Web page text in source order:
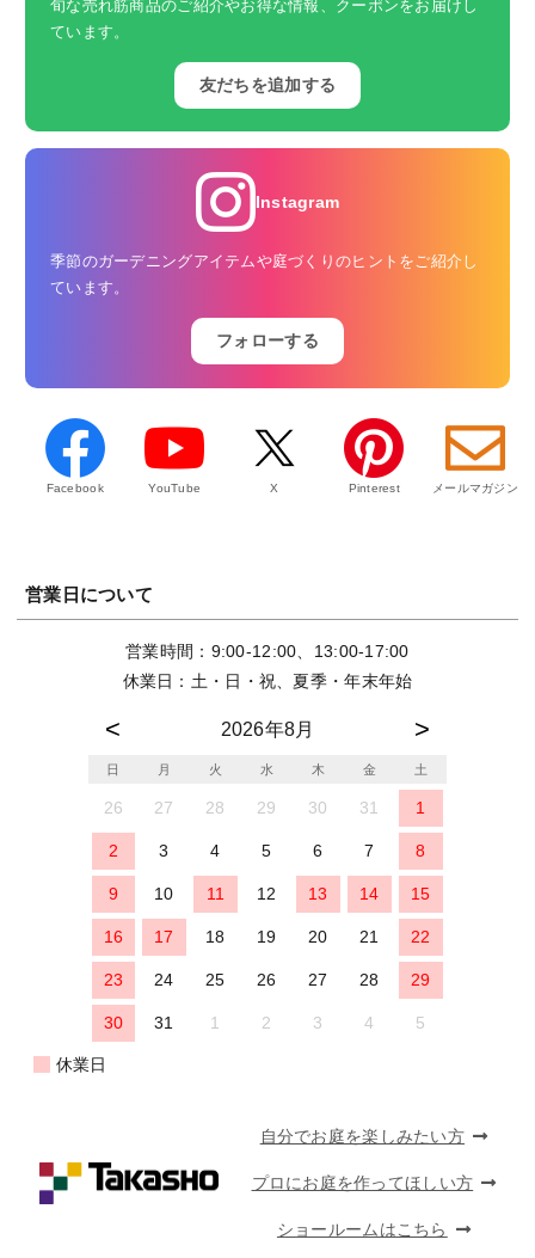
旬な売れ筋商品のご紹介やお得な情報、クーポンをお届けし
ています。
友だちを追加する
Instagram
季節のガーデニングアイテムや庭づくりのヒントをご紹介し
ています。
フォローする
Facebook YouTube X Pinterest メールマガジン
営業日について
営業時間：9:00-12:00、13:00-17:00
休業日：土・日・祝、夏季・年末年始
2026年8月
日 月 火 水 木 金 土
26 27 28 29 30 31 1
2 3 4 5 6 7 8
9 10 11 12 13 14 15
16 17 18 19 20 21 22
23 24 25 26 27 28 29
30 31 1 2 3 4 5
休業日
自分でお庭を楽しみたい方
プロにお庭を作ってほしい方
ショールームはこちら